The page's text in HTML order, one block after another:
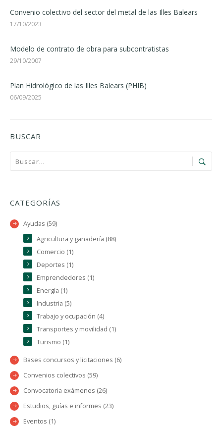
Convenio colectivo del sector del metal de las Illes Balears
17/10/2023
Modelo de contrato de obra para subcontratistas
29/10/2007
Plan Hidrológico de las Illes Balears (PHIB)
06/09/2025
BUSCAR
CATEGORÍAS
Ayudas (59)
Agricultura y ganadería (88)
Comercio (1)
Deportes (1)
Emprendedores (1)
Energía (1)
Industria (5)
Trabajo y ocupación (4)
Transportes y movilidad (1)
Turismo (1)
Bases concursos y licitaciones (6)
Convenios colectivos (59)
Convocatoria exámenes (26)
Estudios, guías e informes (23)
Eventos (1)